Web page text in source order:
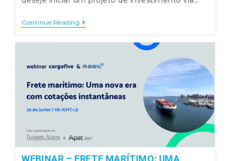
Continue Reading Agradecimento
E
WEBINAR – FRETE MARÍTIMO: UMA